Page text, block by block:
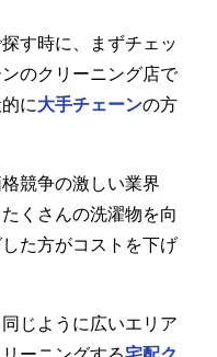
す時に、まずチェッ
のクリーニング店で
に大手チェーンの方
競争の激しい業界
くさんの洗濯物を向
た方がコストを下げ
じように広いエリア